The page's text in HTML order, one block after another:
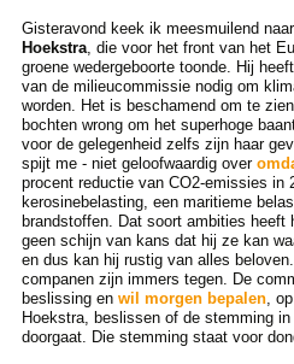
Gisteravond keek ik meesmuilend
Hoekstra, die voor het front van het
groene wedergeboorte toonde. Hij
van de milieucommissie nodig om
worden. Het is beschamend om te
bochten wrong om het superhoge
voor de gelegenheid zelfs zijn haar
spijt me - niet geloofwaardig over
procent reductie van CO2-emissies in
kerosinebelasting, een maritieme
brandstoffen. Dat soort ambities heeft
geen schijn van kans dat hij ze kan
en dus kan hij rustig van alles
companen zijn immers tegen. De
beslissing en wil morgen bepalen,
Hoekstra, beslissen of de stemming
doorgaat. Die stemming staat voor